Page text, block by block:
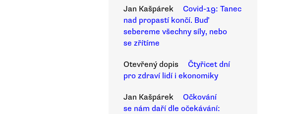
Jan Kašpárek
Covid-19: Tanec
nad propastí končí. Buď
sebereme všechny síly, nebo
se zřítíme
Otevřený dopis
Čtyřicet dní
pro zdraví lidí i ekonomiky
Jan Kašpárek
Očkování
se nám daří dle očekávání: